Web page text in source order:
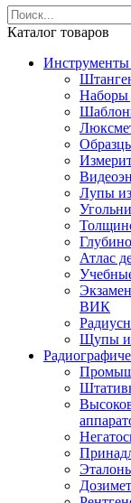
Каталог товаров
Лупы
Атлас
ВИК
Щупы